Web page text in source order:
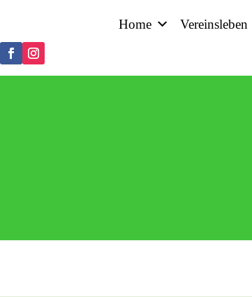
Home Vereinsleben